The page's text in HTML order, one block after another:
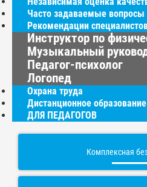
Часто задаваемые вопросы
Рекомендации
Инструктор по
Музыкальный
Педагог-психолог
Логопед
Охрана труда
Дистанционное образование
ДЛЯ ПЕДАГОГОВ
Комплексная